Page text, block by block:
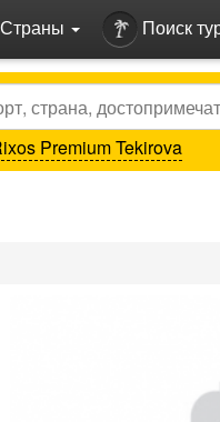
Страны Поиск
Premium Tekirova